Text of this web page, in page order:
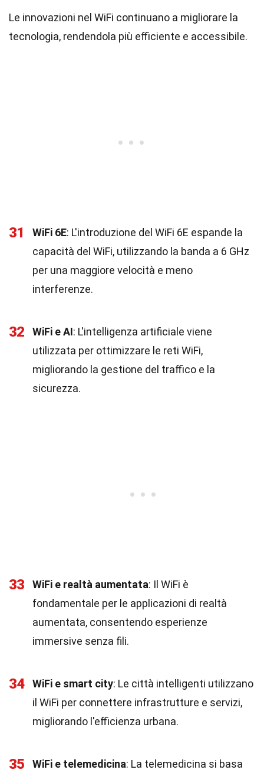
Le innovazioni nel WiFi continuano a migliorare la
tecnologia, rendendola più efficiente e accessibile.
31 WiFi 6E: L'introduzione del WiFi 6E espande la
capacità del WiFi, utilizzando la banda a 6 GHz
per una maggiore velocità e meno
interferenze.
32 WiFi e AI: L'intelligenza artificiale viene
utilizzata per ottimizzare le reti WiFi,
migliorando la gestione del traffico e la
sicurezza.
33 WiFi e realtà aumentata: Il WiFi è
fondamentale per le applicazioni di realtà
aumentata, consentendo esperienze
immersive senza fili.
34 WiFi e smart city: Le città intelligenti utilizzano
il WiFi per connettere infrastrutture e servizi,
migliorando l'efficienza urbana.
35 WiFi e telemedicina: La telemedicina si basa